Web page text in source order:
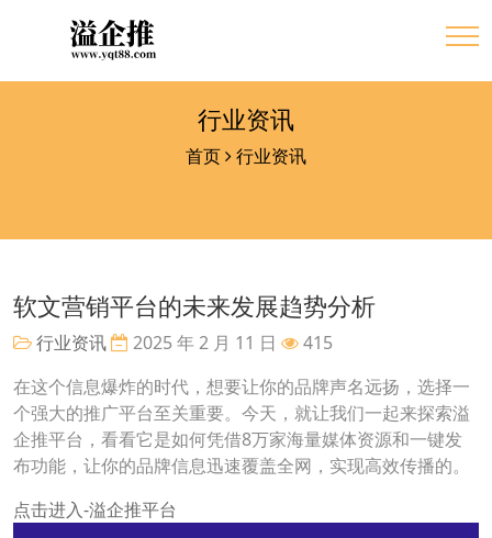
行业资讯
首页 行业资讯
软文营销平台的未来发展趋势分析
行业资讯 2025 年 2 月 11 日
415
在这个信息爆炸的时代，想要让你的品牌声名远扬，选择一
个强大的推广平台至关重要。今天，就让我们一起来探索溢
企推平台，看看它是如何凭借8万家海量媒体资源和一键发
布功能，让你的品牌信息迅速覆盖全网，实现高效传播的。
点击进入-溢企推平台